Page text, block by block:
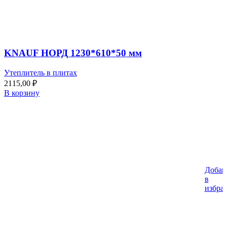
KNAUF НОРД 1230*610*50 мм
Утеплитель в плитах
2115,00 ₽
В корзину
в